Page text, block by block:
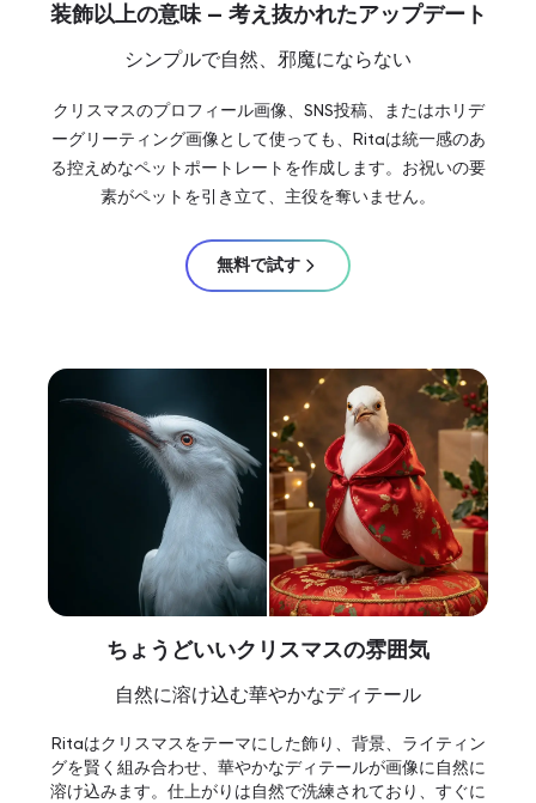
装飾以上の意味 — 考え抜かれたアップデート
シンプルで自然、邪魔にならない
クリスマスのプロフィール画像、SNS投稿、またはホリデ
ーグリーティング画像として使っても、Ritaは統一感のあ
る控えめなペットポートレートを作成します。お祝いの要
素がペットを引き立て、主役を奪いません。
無料で試す
ちょうどいいクリスマスの雰囲気
自然に溶け込む華やかなディテール
Ritaはクリスマスをテーマにした飾り、背景、ライティン
グを賢く組み合わせ、華やかなディテールが画像に自然に
溶け込みます。仕上がりは自然で洗練されており、すぐに